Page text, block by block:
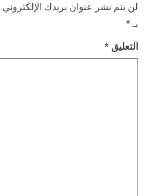
لن يتم نشر عنوان بريدك الإلكتروني.
بـ*
التعليق *